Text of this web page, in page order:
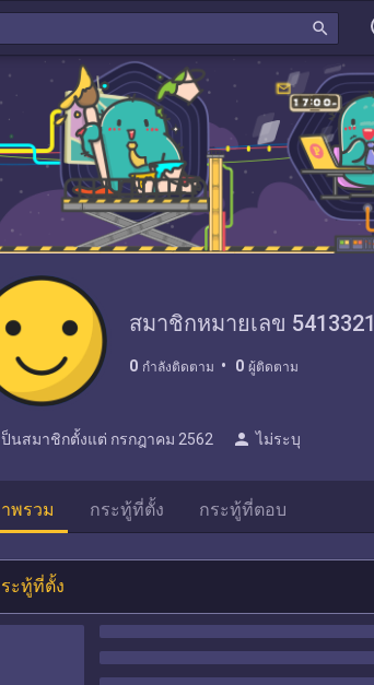
search
สมาชิกหมายเลข 5413321
0 กำลังติดตาม 0 ผู้ติดตาม
ป็นสมาชิกตั้งแต่ กรกฎาคม 2562 person ไม่ระบุ
พรวม กระทู้ที่ตั้ง กระทู้ที่ตอบ
ะทู้ที่ตั้ง